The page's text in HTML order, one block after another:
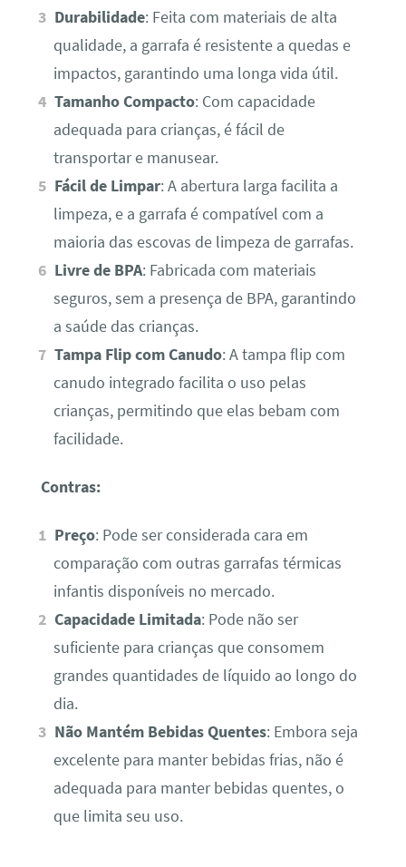
Durabilidade: Feita com materiais de alta
qualidade, a garrafa é resistente a quedas e
impactos, garantindo uma longa vida útil.
Tamanho Compacto: Com capacidade
adequada para crianças, é fácil de
transportar e manusear.
Fácil de Limpar: A abertura larga facilita a
limpeza, e a garrafa é compatível com a
maioria das escovas de limpeza de garrafas.
Livre de BPA: Fabricada com materiais
seguros, sem a presença de BPA, garantindo
a saúde das crianças.
Tampa Flip com Canudo: A tampa flip com
canudo integrado facilita o uso pelas
crianças, permitindo que elas bebam com
facilidade.
Contras:
Preço: Pode ser considerada cara em
comparação com outras garrafas térmicas
infantis disponíveis no mercado.
Capacidade Limitada: Pode não ser
suficiente para crianças que consomem
grandes quantidades de líquido ao longo do
dia.
Não Mantém Bebidas Quentes: Embora seja
excelente para manter bebidas frias, não é
adequada para manter bebidas quentes, o
que limita seu uso.